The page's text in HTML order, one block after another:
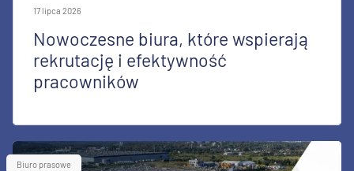
17 lipca 2026
Nowoczesne biura, które wspierają
rekrutację i efektywność
pracowników
Biuro prasowe